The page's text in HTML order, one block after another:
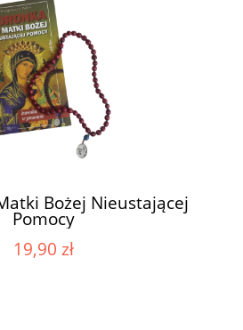
Bożej Nieustającej
Pomocy
19,90 zł